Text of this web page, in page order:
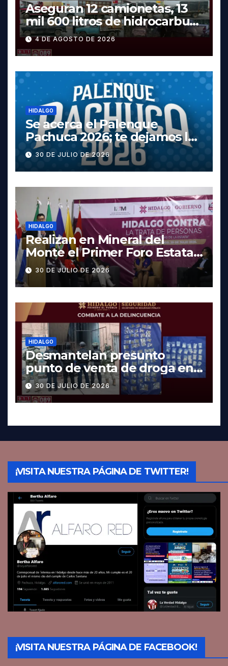
Aseguran 12 camionetas, 13
mil 600 litros de hidrocarburo
y dos vehículos robados en
Tula
4 DE AGOSTO DE 2026
HIDALGO
Se acerca el Palenque
Pachuca 2026; te dejamos la
cartelera completa, las
fechas y los precios
30 DE JULIO DE 2026
HIDALGO
Realizan en Mineral del
Monte el Primer Foro Estatal
contra la Trata de Personas
30 DE JULIO DE 2026
HIDALGO
Desmantelan presunto
punto de venta de droga en
Pachuca; hay dos detenidos
30 DE JULIO DE 2026
¡VISITA NUESTRA PÁGINA DE TWITTER!
¡VISITA NUESTRA PÁGINA DE FACEBOOK!